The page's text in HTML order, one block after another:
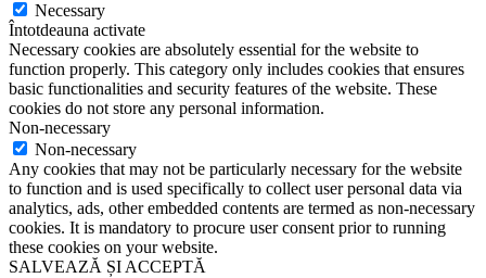
Necessary
Întotdeauna activate
Necessary cookies are absolutely essential for the website to
function properly. This category only includes cookies that ensures
basic functionalities and security features of the website. These
cookies do not store any personal information.
Non-necessary
Non-necessary
Any cookies that may not be particularly necessary for the website
to function and is used specifically to collect user personal data via
analytics, ads, other embedded contents are termed as non-necessary
cookies. It is mandatory to procure user consent prior to running
these cookies on your website.
SALVEAZĂ ȘI ACCEPTĂ